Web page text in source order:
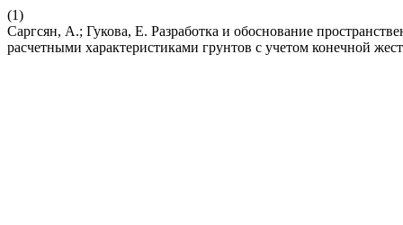
(1)
Саргсян, А.; Гукова, Е. Разработка и обоснование
расчетными характеристиками грунтов с учетом конечной